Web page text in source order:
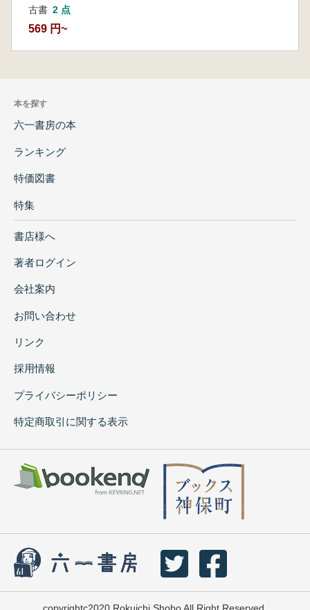
古書 2 点
569 円~
本を探す
六一書房の本
ランキング
特価図書
特集
書店様へ
著者ログイン
会社案内
お問い合わせ
リンク
採用情報
プライバシーポリシー
特定商取引に関する表示